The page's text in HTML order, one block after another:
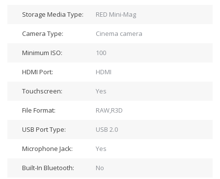
Storage Media Type: RED Mini-Mag
Camera Type: Cinema camera
Minimum ISO: 100
HDMI Port: HDMI
Touchscreen: Yes
File Format: RAW,R3D
USB Port Type: USB 2.0
Microphone Jack: Yes
Built-In Bluetooth: No